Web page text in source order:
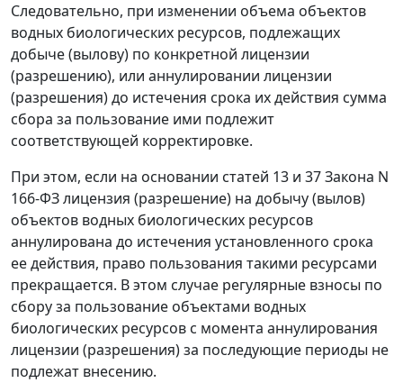
Следовательно, при изменении объема объектов
водных биологических ресурсов, подлежащих
добыче (вылову) по конкретной лицензии
(разрешению), или аннулировании лицензии
(разрешения) до истечения срока их действия сумма
сбора за пользование ими подлежит
соответствующей корректировке.
При этом, если на основании статей 13 и 37 Закона N
166-ФЗ лицензия (разрешение) на добычу (вылов)
объектов водных биологических ресурсов
аннулирована до истечения установленного срока
ее действия, право пользования такими ресурсами
прекращается. В этом случае регулярные взносы по
сбору за пользование объектами водных
биологических ресурсов с момента аннулирования
лицензии (разрешения) за последующие периоды не
подлежат внесению.